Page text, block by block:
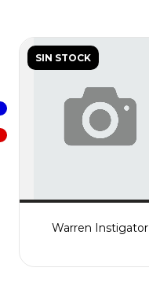
SIN STOCK
Warren Instigator